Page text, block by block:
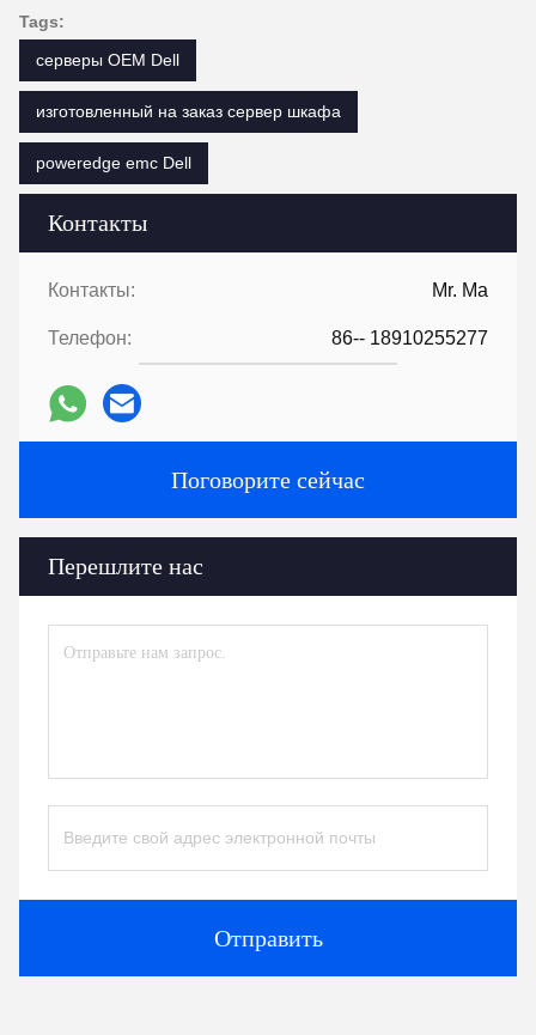
Контакты
Контакты: Mr. Ma
Телефон: 86-- 18910255277
Поговорите сейчас
Перешлите нас
Отправить
Tags:
серверы OEM Dell
изготовленный на заказ сервер шкафа
poweredge emc Dell